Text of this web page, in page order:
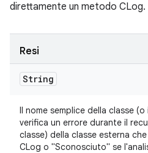
direttamente un metodo CLog.
Resi
String
Il nome semplice della classe
verifica un errore durante il
classe) della classe esterna
CLog o "Sconosciuto" se